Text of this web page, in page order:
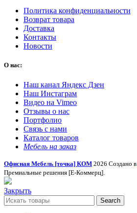
Политика конфиденциальности
Возврат товара
Доставка
Контакты
Новости
О нас:
Наш канал Яндекс Дзен
Наш Инстаграм
Видео на Vimeo
Отзывы о нас
Портфолио
Связь с нами
Каталог товаров
Мебель на заказ
Офисная Мебель [точка] КОМ 2026 Создано в
Премиальные решения [Е-Коммерц].
Закрыть
Search